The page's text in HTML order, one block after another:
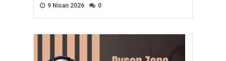
9 Nisan 2026 0